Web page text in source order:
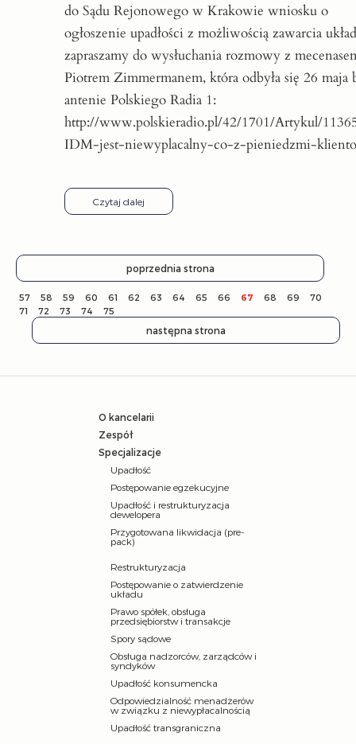
do Sądu Rejonowego w Krakowie wniosku o
ogłoszenie upadłości z możliwością zawarcia
zapraszamy do wysłuchania rozmowy z
Piotrem Zimmermanem, która odbyła się 26 maja
antenie Polskiego Radia 1:
http://www.polskieradio.pl/42/1701/Artykul/
IDM-jest-niewyplacalny-co-z-pieniedzmi-
Czytaj dalej
poprzednia strona
57 58 59 60 61 62 63 64 65 66 67 68 69
70
71
72 73 74 75
następna strona
O kancelarii
Zespół
Specjalizacje
Upadłość
Postępowanie egzekucyjne
Upadłość i restrukturyzacja
dewelopera
Przygotowana likwidacja (pre-
pack)
Restrukturyzacja
Postępowanie o zatwierdzenie
układu
Prawo spółek, obsługa
przedsiębiorstw i transakcje
Spory sądowe
Obsługa nadzorców, zarządców i
syndyków
Upadłość konsumencka
Odpowiedzialność menadżerów
w związku z niewypłacalnością
Upadłość transgraniczna